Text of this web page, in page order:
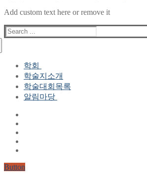
Add custom text here or remove it
Search
for:
학회
학회장 인사말
현 임원진
역대 임원진
학술지소개
학술대회목록
알림마당
Button